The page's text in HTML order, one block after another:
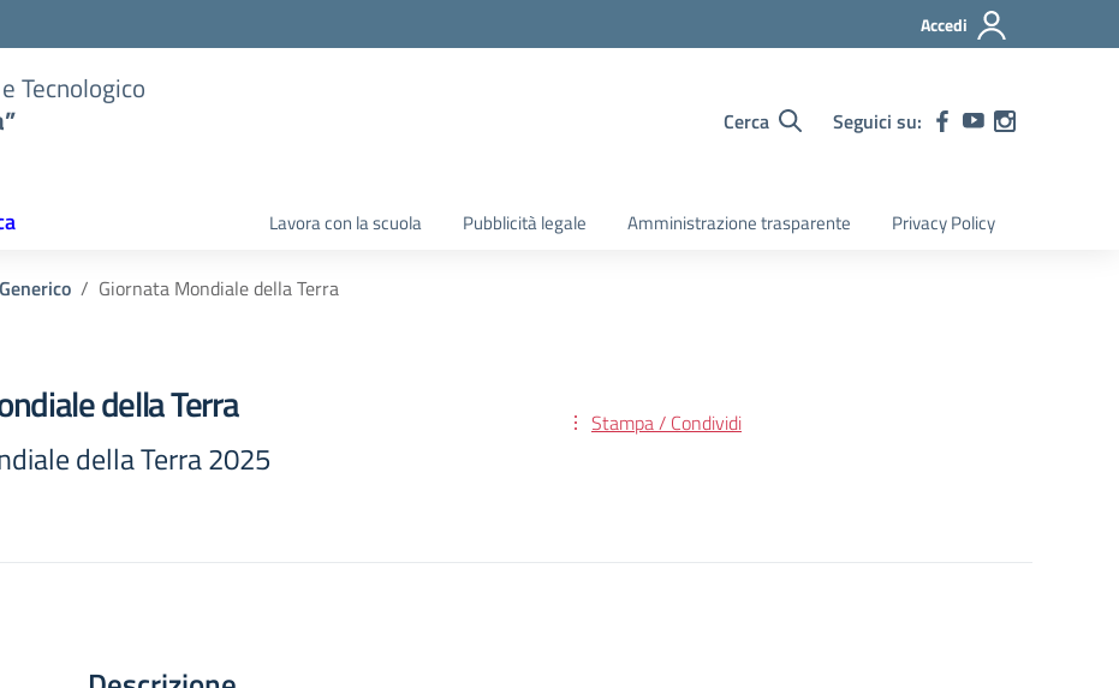
Accedi
Tecnologico
Cerca Seguici su:
Lavora con la scuola Pubblicità legale Amministrazione trasparente Privacy Policy
Giornata Mondiale della Terra
della Terra
della Terra 2025
Stampa / Condividi